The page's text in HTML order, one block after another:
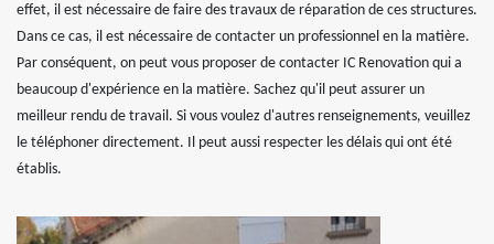
effet, il est nécessaire de faire des travaux de réparation de ces structures.
Dans ce cas, il est nécessaire de contacter un professionnel en la matière.
Par conséquent, on peut vous proposer de contacter IC Renovation qui a
beaucoup d'expérience en la matière. Sachez qu'il peut assurer un
meilleur rendu de travail. Si vous voulez d'autres renseignements, veuillez
le téléphoner directement. Il peut aussi respecter les délais qui ont été
établis.